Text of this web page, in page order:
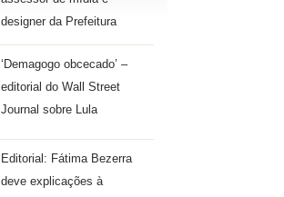
designer da Prefeitura
‘Demagogo obcecado’ –
editorial do Wall Street
Journal sobre Lula
Editorial: Fátima Bezerra
deve explicações à